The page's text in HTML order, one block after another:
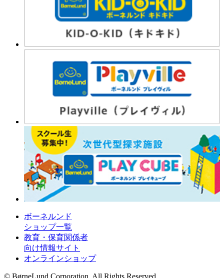
ボーネルンド
ショップ一覧
教育・保育関係者
向け情報サイト
オンラインショップ
© BørneLund Corporation. All Rights Reserved.